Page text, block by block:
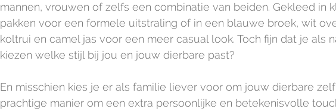
mannen, vrouwen of zelfs een combinatie van beiden. Gekleed in
pakken voor een formele uitstraling of in een blauwe broek, wit
koltrui en camel jas voor een meer casual look. Toch fijn dat je als
kiezen welke stijl bij jou en jouw dierbare past?
En misschien kies je er als familie liever voor om jouw dierbare
prachtige manier om een extra persoonlijke en betekenisvolle